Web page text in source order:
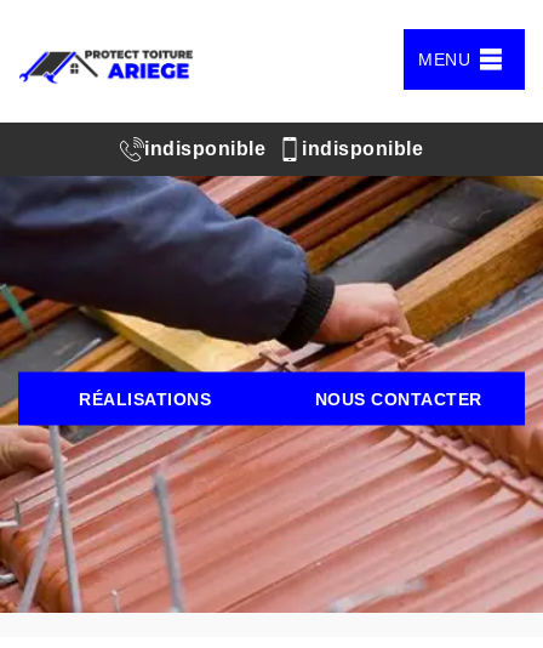
MENU
indisponible indisponible
RÉALISATIONS NOUS CONTACTER